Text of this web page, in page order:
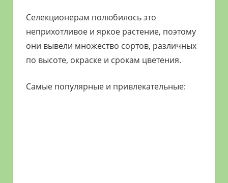
Селекционерам полюбилось это
неприхотливое и яркое растение, поэтому
они вывели множество сортов, различных
по высоте, окраске и срокам цветения.
Самые популярные и привлекательные: